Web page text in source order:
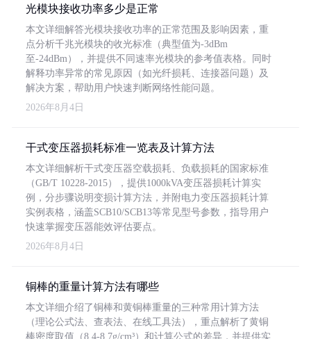
光模块接收功率多少是正常
本文详细解答光模块接收功率的正常范围及影响因素，重
点分析千兆光模块的收光标准（典型值为-3dBm
至-24dBm），并提供不同速率光模块的参考值表格。同时
解释功率异常的常见原因（如光纤损耗、连接器问题）及
解决方案，帮助用户快速判断网络性能问题。
2026年8月4日
干式变压器损耗标准一览表及计算方法
本文详细解析干式变压器空载损耗、负载损耗的国家标准
（GB/T 10228-2015），提供1000kVA变压器损耗计算实
例，分步骤说明变损计算方法，并附电力变压器损耗计算
实例表格，涵盖SCB10/SCB13等常见型号参数，指导用户
快速掌握变压器能效评估要点。
2026年8月4日
铜棒的重量计算方法有哪些
本文详细介绍了铜棒和黄铜棒重量的三种常用计算方法
（理论公式法、查表法、在线工具法），重点解析了黄铜
棒密度取值（8.4-8.7g/cm³）和计算公式的差异，并提供实